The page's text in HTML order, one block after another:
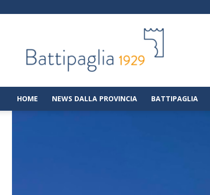
|
Notizie
dalla
città
di
HOME NEWS DALLA PROVINCIA BATTIPAGLIA